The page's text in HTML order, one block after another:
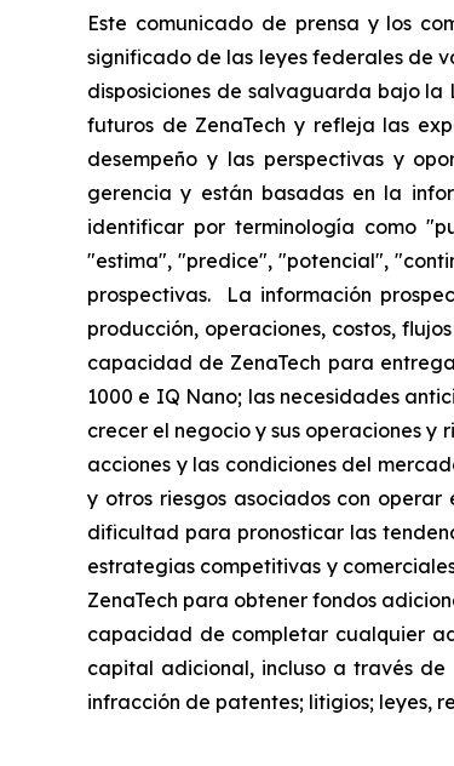
Este comunicado de prensa y los
significado de las leyes federales de
disposiciones de salvaguarda bajo la
futuros de ZenaTech y refleja las
desempeño y las perspectivas y
gerencia y están basadas en la
identificar por terminología como
"estima", "predice", "potencial",
prospectivas. La información
producción, operaciones, costos,
capacidad de ZenaTech para
1000 e IQ Nano; las necesidades
crecer el negocio y sus operaciones
acciones y las condiciones del
y otros riesgos asociados con
dificultad para pronosticar las
estrategias competitivas y
ZenaTech para obtener fondos
capacidad de completar cualquier
capital adicional, incluso a través de
infracción de patentes; litigios; leyes,